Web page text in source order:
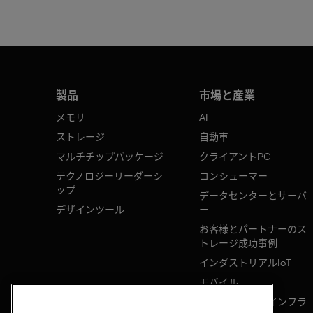
製品
メモリ
ストレージ
マルチチップパッケージ
テクノロジーリーダーシ
ップ
デザインツール
市場と産業
AI
自動車
クライアントPC
コンシューマー
データセンターとサーバ
ー
お客様とパートナーのス
トレージ成功事例
インダストリアルIoT
モバイル
ネットワークのインフラ